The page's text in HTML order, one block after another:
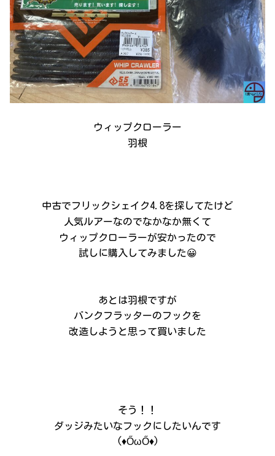
ウィップクローラー
羽根
中古でフリックシェイク4.8を探してたけど
人気ルアーなのでなかなか無くて
ウィップクローラーが安かったので
試しに購入してみました😀
あとは羽根ですが
バンクフラッターのフックを
改造しようと思って買いました
そう！！
ダッジみたいなフックにしたいんです
(♦ŐωŐ♦)